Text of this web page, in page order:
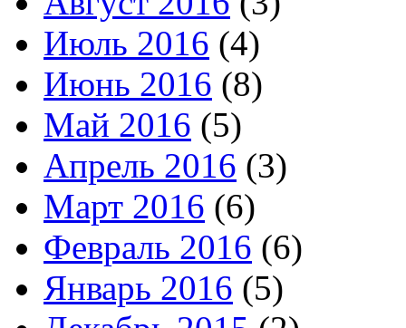
Июль 2016 (4)
Июнь 2016 (8)
Май 2016 (5)
Апрель 2016 (3)
Март 2016 (6)
Февраль 2016 (6)
Январь 2016 (5)